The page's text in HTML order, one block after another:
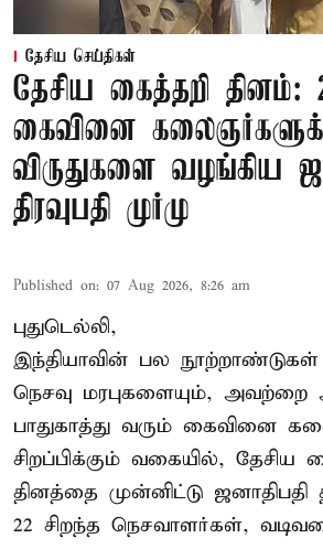
தேசிய செய்திகள்
தேசிய கைத்தறி தினம்:
கைவினை
விருதுகளை வழங்கிய
திரவுபதி முர்மு
Published on: 07 Aug 2026, 8:26 am
புதுடெல்லி,
இந்தியாவின் பல
நெசவு மரபுகளையும், அவற்றை
பாதுகாத்து வரும் கைவினை
சிறப்பிக்கும் வகையில், தேசிய
தினத்தை முன்னிட்டு ஜனாதிபதி
22 சிறந்த நெசவாளர்கள்,